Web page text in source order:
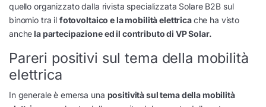
quello organizzato dalla rivista specializzata Solare B2B sul
binomio tra il fotovoltaico e la mobilità elettricache ha visto
anchela partecipazione ed il contributo di VP Solar.
Pareri positivi sul tema della mobilità
elettrica
In generale è emersa una positività sul tema della mobilità